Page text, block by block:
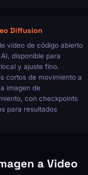
Diffusion
video de código abierto
disponible para
y ajuste fino.
cortos de movimiento a
imagen de
con checkpoints
para resultados
a Video